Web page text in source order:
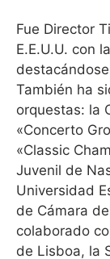
Fue Director
E.E.U.U. con
También ha
orquestas: la
«Concerto
«Classic
Juvenil de
Universidad
de Cámara
colaborado
de Lisboa, la